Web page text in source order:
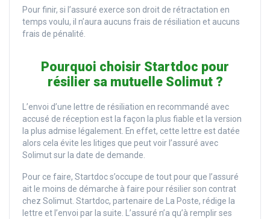
Pour finir, si l’assuré exerce son droit de rétractation en
temps voulu, il n’aura aucuns frais de résiliation et aucuns
frais de pénalité.
Pourquoi choisir Startdoc pour
résilier sa mutuelle Solimut ?
L’envoi d’une lettre de résiliation en recommandé avec
accusé de réception est la façon la plus fiable et la version
la plus admise légalement. En effet, cette lettre est datée
alors cela évite les litiges que peut voir l’assuré avec
Solimut sur la date de demande.
Pour ce faire, Startdoc s’occupe de tout pour que l’assuré
ait le moins de démarche à faire pour résilier son contrat
chez Solimut. Startdoc, partenaire de La Poste, rédige la
lettre et l’envoi par la suite. L’assuré n’a qu’à remplir ses